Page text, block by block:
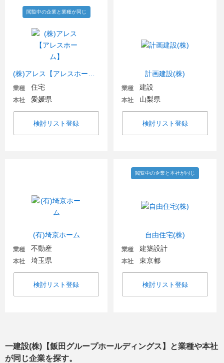
閲覧中の企業と業種が同じ
業種 住宅
本社 愛媛県
検討リスト登録
計画建設(株)
業種 建設
本社 山梨県
検討リスト登録
(有)埼京ホーム
業種 不動産
本社 埼玉県
検討リスト登録
自由住宅(株)
閲覧中の企業と本社が同じ
業種 建築設計
本社 東京都
検討リスト登録
一建設(株)【飯田グループホールディングス】
と業種や本社
が同じ企業を探す。